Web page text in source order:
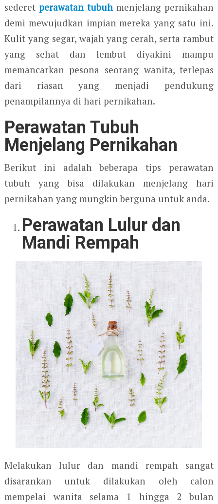
sederet perawatan tubuh menjelang pernikahan
demi mewujudkan impian mereka yang satu ini.
Kulit yang segar, wajah yang cerah, serta rambut
yang sehat dan lembut diyakini mampu
memancarkan pesona seorang wanita, terlepas
dari riasan yang menjadi pendukung
penampilannya di hari pernikahan.
Perawatan Tubuh
Menjelang Pernikahan
Berikut ini adalah beberapa tips perawatan
tubuh yang bisa dilakukan menjelang hari
pernikahan yang mungkin berguna untuk anda.
Perawatan Lulur dan
Mandi Rempah
Melakukan lulur dan mandi rempah sangat
disarankan untuk dilakukan oleh calon
mempelai wanita selama 1 hingga 2 bulan